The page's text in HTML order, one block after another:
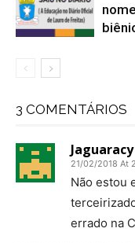
3 COMENTÁRIOS
21/02/2018 At
Não estou
errado na